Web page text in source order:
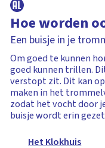
Hoe worden
Een buisje in je
Om goed te kunnen
goed kunnen trillen.
verstopt zit. Dit kan
maken in het
zodat het vocht door
buisje wordt erin
Het Klokhuis